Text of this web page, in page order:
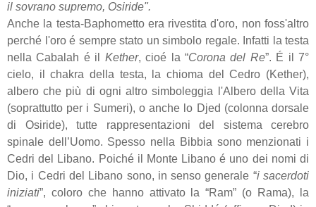
il sovrano supremo, Osiride".
Anche la testa-Baphometto era rivestita d'oro, non foss'altro
perché l'oro é sempre stato un simbolo regale. Infatti la testa
nella Cabalah é il Kether, cioé la “Corona del Re”. É il 7°
cielo, il chakra della testa, la chioma del Cedro (Kether),
albero che più di ogni altro simboleggia l'Albero della Vita
(soprattutto per i Sumeri), o anche lo Djed (colonna dorsale
di Osiride), tutte rappresentazioni del sistema cerebro
spinale dell’Uomo. Spesso nella Bibbia sono menzionati i
Cedri del Libano. Poiché il Monte Libano é uno dei nomi di
Dio, i Cedri del Libano sono, in senso generale “i sacerdoti
iniziati”, coloro che hanno attivato la “Ram” (o Rama), la